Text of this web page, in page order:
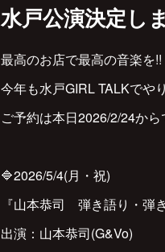
水戸公演決定し
最高のお店で最高の音楽を!!
今年も水戸GIRL TALKでや
ご予約は本日2026/2/24か
🔷2026/5/4(月・祝)
『山本恭司 弾き語り・弾
出演：山本恭司(G&Vo)